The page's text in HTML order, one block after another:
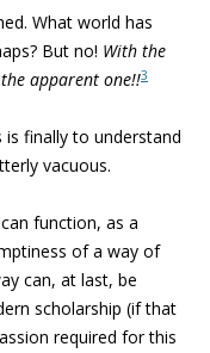
What world has
But no! With the
apparent one!!3
finally to understand
vacuous.
function, as a
of a way of
can, at last, be
scholarship (if that
required for this